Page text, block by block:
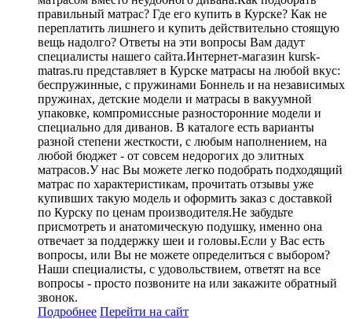
правильный матрас? Где его купить в Курске? Как не
переплатить лишнего и купить действительно стоящую
вещь надолго? Ответы на эти вопросы Вам дадут
специалисты нашего сайта.Интернет-магазин kursk-
matras.ru представляет в Курске матрасы на любой вкус:
беспружинные, с пружинами Боннель и на независимых
пружинах, детские модели и матрасы в вакуумной
упаковке, компромиссные разносторонние модели и
специально для диванов. В каталоге есть варианты
разной степени жесткости, с любым наполнением, на
любой бюджет - от совсем недорогих до элитных
матрасов.У нас Вы можете легко подобрать подходящий
матрас по характеристикам, прочитать отзывы уже
купивших такую модель и оформить заказ с доставкой
по Курску по ценам производителя.Не забудьте
присмотреть и анатомическую подушку, именно она
отвечает за поддержку шеи и головы.Если у Вас есть
вопросы, или Вы не можете определиться с выбором?
Наши специалисты, с удовольствием, ответят на все
вопросы - просто позвоните на или закажите обратный
звонок.
Подробнее Перейти на сайт